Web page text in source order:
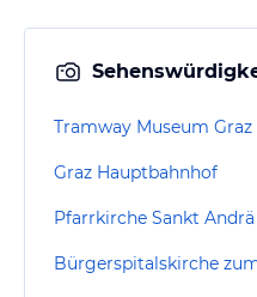
Tramway Museum Graz
Graz Hauptbahnhof
Pfarrkirche Sankt Andrä